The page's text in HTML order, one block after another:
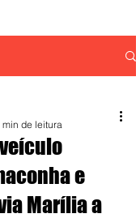
e
Marília a
min de leitura